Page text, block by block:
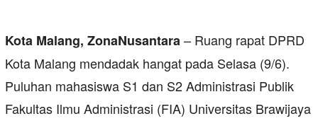
Kota Malang, ZonaNusantara– Ruang rapat DPRD
Kota Malang mendadak hangat pada Selasa (9/6).
Puluhan mahasiswa S1 dan S2 Administrasi Publik
Fakultas Ilmu Administrasi (FIA) Universitas Brawijaya